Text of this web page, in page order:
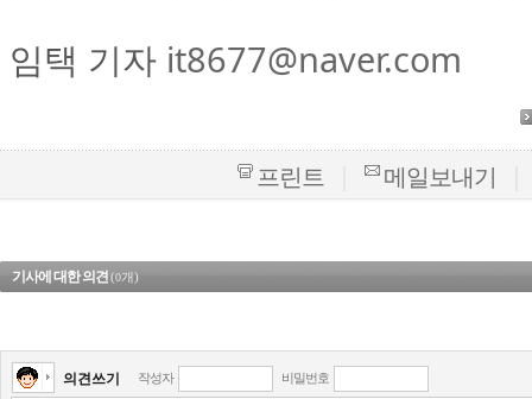
임택 기자 it8677@naver.com
프린트 메일보내기
기사에 대한 의견(0개)
의견쓰기 작성자 비밀번호